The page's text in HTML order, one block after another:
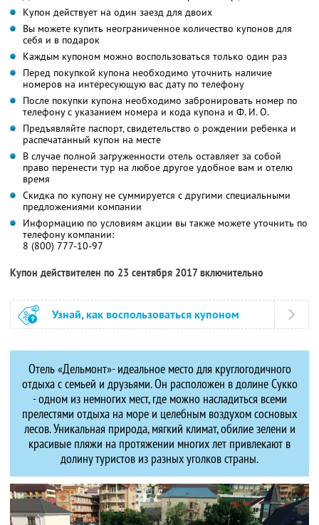
Купон действует на один заезд для двоих
Вы можете купить неограниченное количество купонов для
себя и в подарок
Каждым купоном можно воспользоваться только один раз
Перед покупкой купона необходимо уточнить наличие
номеров на интересующую вас дату по телефону
После покупки купона необходимо забронировать номер по
телефону с указанием номера и кода купона и Ф. И. О.
Предъявляйте паспорт, свидетельство о рождении ребенка и
распечатанный купон на месте
В случае полной загруженности отель оставляет за собой
право перенести тур на любое другое удобное вам и отелю
время
Скидка по купону не суммируется с другими специальными
предложениями компании
Информацию по условиям акции вы также можете уточнить по
телефону компании:
8 (800) 777-10-97
Купон действителен по 23 сентября 2017 включительно
Узнай, как воспользоваться купоном
Отель «Дельмонт»- идеальное место для круглогодичного
отдыха с семьей и друзьями. Он расположен в долине Сукко
- одном из немногих мест, где можно насладиться всеми
прелестями отдыха на море и целебным воздухом сосновых
лесов. Уникальная природа, мягкий климат, обилие зелени и
красивые пляжи на протяжении многих лет привлекают в
долину туристов из разных уголков страны.